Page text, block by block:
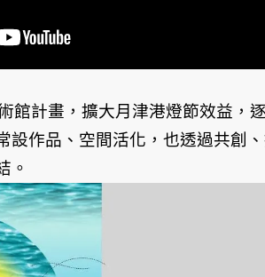
館計畫，擴大月津港燈節效益，
設作品、空間活化，也透過共創
。